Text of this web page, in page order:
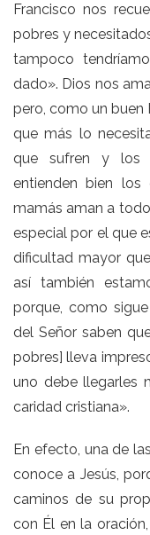
Francisco nos
pobres y
tampoco
dado». Dios nos
pero, como un buen
que más lo
que sufren y los
entienden bien
mamás aman a
especial por el que
dificultad mayor
así también
porque, como
del Señor saben
pobres] lleva
uno debe llegarles
caridad cristiana».
En efecto, una de
conoce a Jesús,
caminos de su
con Él en la